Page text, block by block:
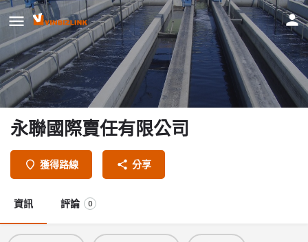
永聯國際賣任有限公司
獲得路線 分享
資訊 評論 0